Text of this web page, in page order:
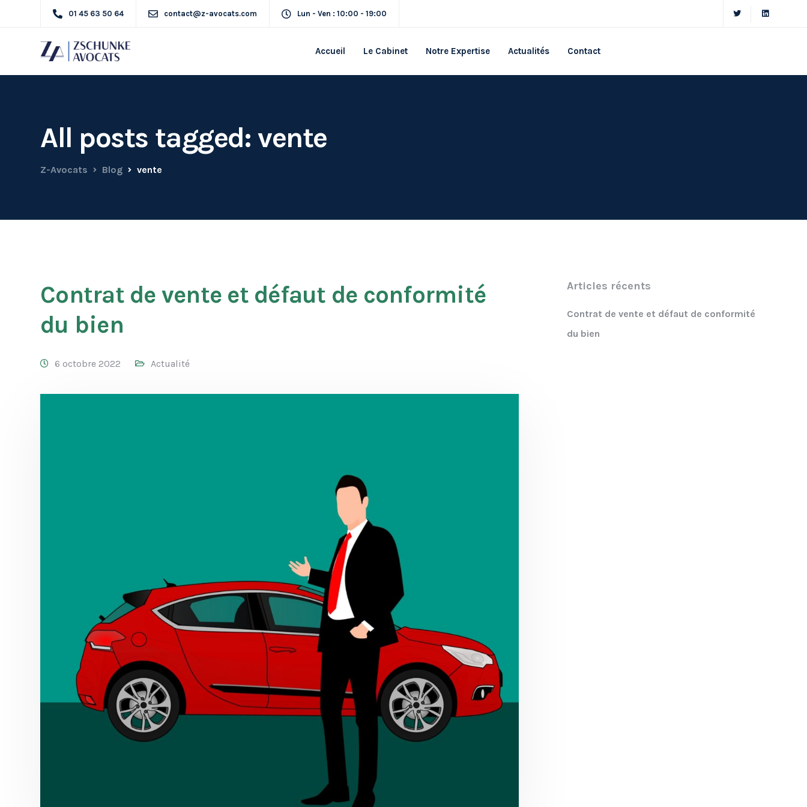
01 45 63 50 64 contact@z-avocats.com Lun - Ven : 10:00 - 19:00
Accueil Le Cabinet Notre Expertise Actualités Contact
All posts tagged: vente
Z-Avocats Blog vente
Contrat de vente et défaut de conformité
du bien
6 octobre 2022 Actualité
Articles récents
Contrat de vente et défaut de conformité
du bien